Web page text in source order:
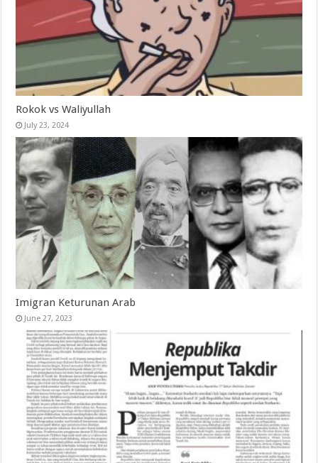
Rokok vs Waliyullah
July 23, 2024
Imigran Keturunan Arab
June 27, 2023